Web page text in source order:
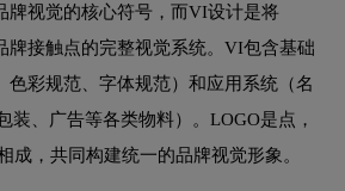
牌视觉的核心符号，而VI设计是将
牌接触点的完整视觉系统。VI包含基础
色彩规范、字体规范）和应用系统（名
装、广告等各类物料）。LOGO是点，
成，共同构建统一的品牌视觉形象。